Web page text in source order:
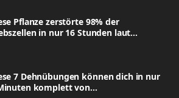
Pflanze zerstörte 98% der
in nur 16 Stunden laut...
7 Dehnübungen können dich in nur
komplett von...